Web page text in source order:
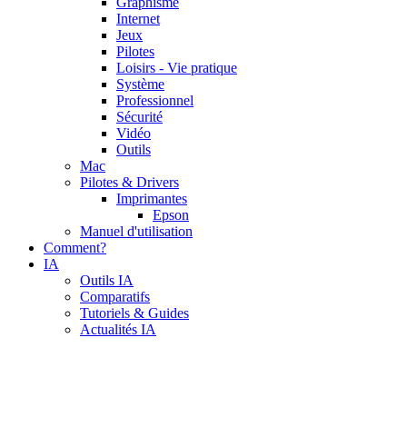
Internet
Jeux
Pilotes
Loisirs - Vie pratique
Système
Professionnel
Sécurité
Vidéo
Outils
Mac
Pilotes & Drivers
Imprimantes
Epson
Manuel d'utilisation
Comment?
IA
Outils IA
Comparatifs
Tutoriels & Guides
Actualités IA